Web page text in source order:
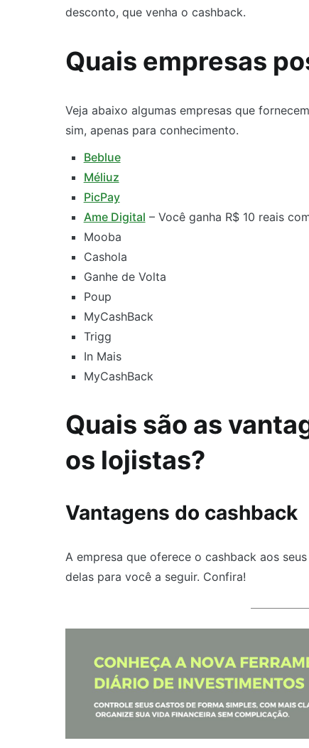
desconto, que venha o cashback.
Quais empresas
Veja abaixo algumas empresas que
sim, apenas para conhecimento.
Beblue
Méliuz
PicPay
Ame Digital – Você ganha R$ 10 reais
Mooba
Cashola
Ganhe de Volta
Poup
MyCashBack
Trigg
In Mais
MyCashBack
Quais são as
os lojistas?
Vantagens do cashback
A empresa que oferece o cashback aos
delas para você a seguir. Confira!